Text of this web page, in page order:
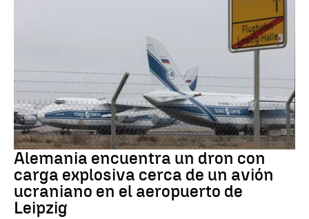
Dron Ucrania
Alemania encuentra un dron con
carga explosiva cerca de un avión
ucraniano en el aeropuerto de
Leipzig